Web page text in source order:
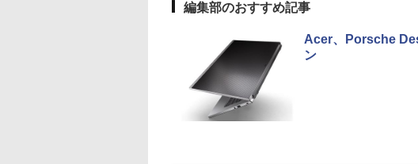
編集部のおすすめ記事
Acer、Porsche
ン